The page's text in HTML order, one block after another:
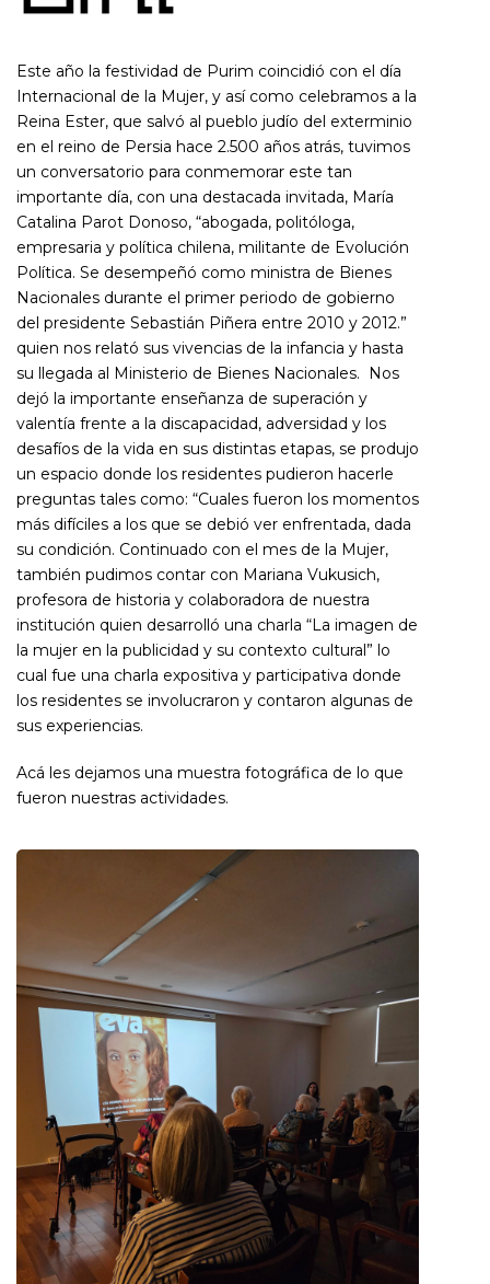
Este año la festividad de Purim coincidió con el día
Internacional de la Mujer, y así como celebramos a la
Reina Ester, que salvó al pueblo judío del exterminio
en el reino de Persia hace 2.500 años atrás, tuvimos
un conversatorio para conmemorar este tan
importante día, con una destacada invitada, María
Catalina Parot Donoso, “abogada, politóloga,
empresaria y política chilena, militante de Evolución
Política. Se desempeñó como ministra de Bienes
Nacionales durante el primer periodo de gobierno
del presidente Sebastián Piñera entre 2010 y 2012.”
quien nos relató sus vivencias de la infancia y hasta
su llegada al Ministerio de Bienes Nacionales. Nos
dejó la importante enseñanza de superación y
valentía frente a la discapacidad, adversidad y los
desafíos de la vida en sus distintas etapas, se produjo
un espacio donde los residentes pudieron hacerle
preguntas tales como: “Cuales fueron los momentos
más difíciles a los que se debió ver enfrentada, dada
su condición. Continuado con el mes de la Mujer,
también pudimos contar con Mariana Vukusich,
profesora de historia y colaboradora de nuestra
institución quien desarrolló una charla “La imagen de
la mujer en la publicidad y su contexto cultural” lo
cual fue una charla expositiva y participativa donde
los residentes se involucraron y contaron algunas de
sus experiencias.
Acá les dejamos una muestra fotográfica de lo que
fueron nuestras actividades.